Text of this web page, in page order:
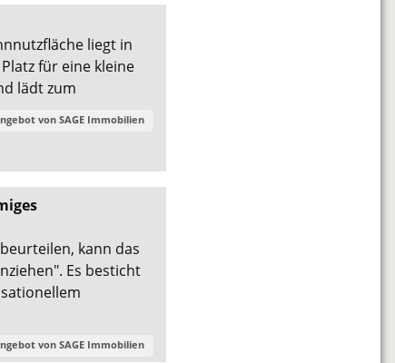
liegt in
für eine kleine
lädt zum
vonSAGE Immobilien
kann das
Es besticht
vonSAGE Immobilien